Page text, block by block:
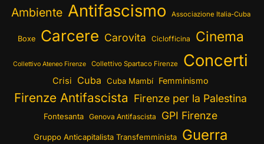
Ambiente Antifascismo Associazione Italia-Cuba
Boxe Carcere Carovita Ciclofficina Cinema
Collettivo Ateneo Firenze Collettivo Spartaco Firenze Concerti
Crisi Cuba Cuba Mambí Femminismo
Firenze Antifascista Firenze per la Palestina
Fontesanta Genova Antifascista GPI Firenze
Gruppo Anticapitalista Transfemminista Guerra